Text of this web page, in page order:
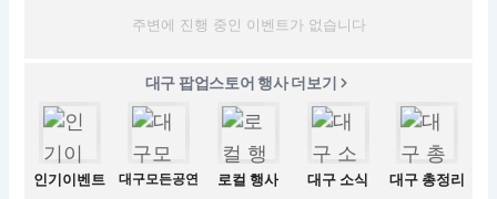
주변에 진행 중인 이벤트가 없습니다
대구 팝업스토어 행사 더보기
인기이벤트 대구모든공연 로컬 행사 대구 소식 대구 총정리